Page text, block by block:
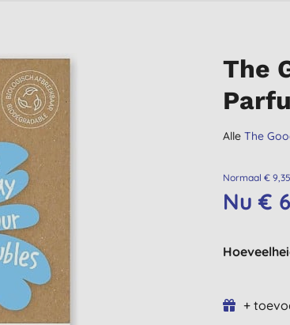
The
AlleThe
Normaal € 9,35
Nu €
+